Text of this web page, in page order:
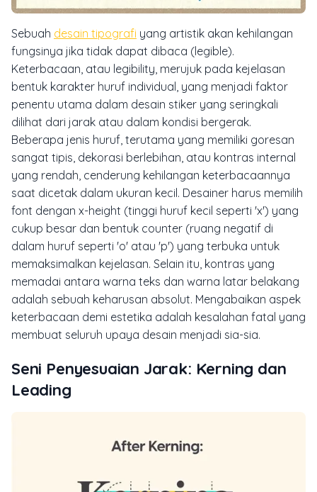
Sebuah desain tipografi yang artistik akan kehilangan
fungsinya jika tidak dapat dibaca (legible).
Keterbacaan, atau legibility, merujuk pada kejelasan
bentuk karakter huruf individual, yang menjadi faktor
penentu utama dalam desain stiker yang seringkali
dilihat dari jarak atau dalam kondisi bergerak.
Beberapa jenis huruf, terutama yang memiliki goresan
sangat tipis, dekorasi berlebihan, atau kontras internal
yang rendah, cenderung kehilangan keterbacaannya
saat dicetak dalam ukuran kecil. Desainer harus memilih
font dengan x-height (tinggi huruf kecil seperti 'x') yang
cukup besar dan bentuk counter (ruang negatif di
dalam huruf seperti 'o' atau 'p') yang terbuka untuk
memaksimalkan kejelasan. Selain itu, kontras yang
memadai antara warna teks dan warna latar belakang
adalah sebuah keharusan absolut. Mengabaikan aspek
keterbacaan demi estetika adalah kesalahan fatal yang
membuat seluruh upaya desain menjadi sia-sia.
Seni Penyesuaian Jarak: Kerning dan
Leading